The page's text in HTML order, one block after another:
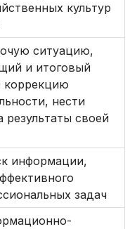
культур
ситуацию,
и итоговый
коррекцию
нести
результаты своей
информации,
задач